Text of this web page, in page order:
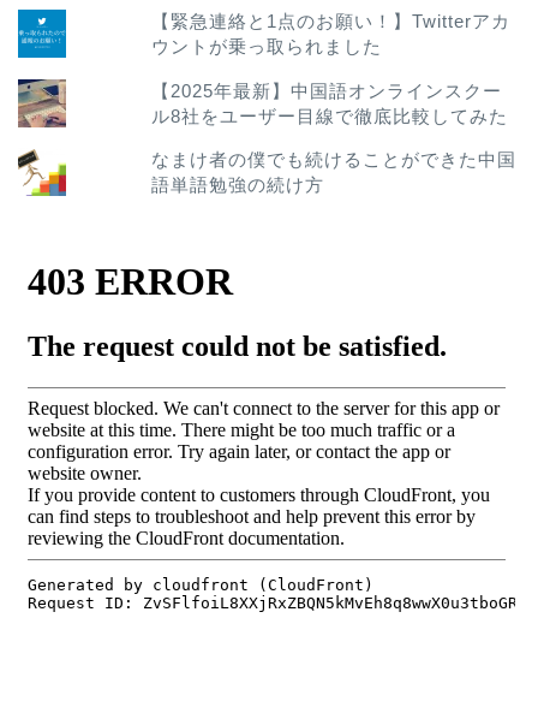
【緊急連絡と1点のお願い！】Twitterアカ
ウントが乗っ取られました
【2025年最新】中国語オンラインスクー
ル8社をユーザー目線で徹底比較してみた
なまけ者の僕でも続けることができた中国
語単語勉強の続け方